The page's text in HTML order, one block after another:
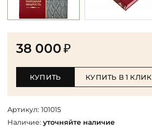
38 000₽
КУПИТЬ КУПИТЬ В 1 КЛИК
Артикул: 101015
Наличие: уточняйте наличие